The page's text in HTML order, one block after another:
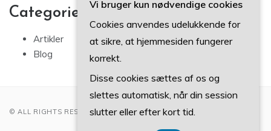
Categories
Artikler
Blog
© ALL RIGHTS RESERVED 2022
Vi bruger kun nødvendige cookies
Cookies anvendes udelukkende for
at sikre, at hjemmesiden fungerer
korrekt.
Disse cookies sættes af os og
slettes automatisk, når din session
slutter eller efter kort tid.